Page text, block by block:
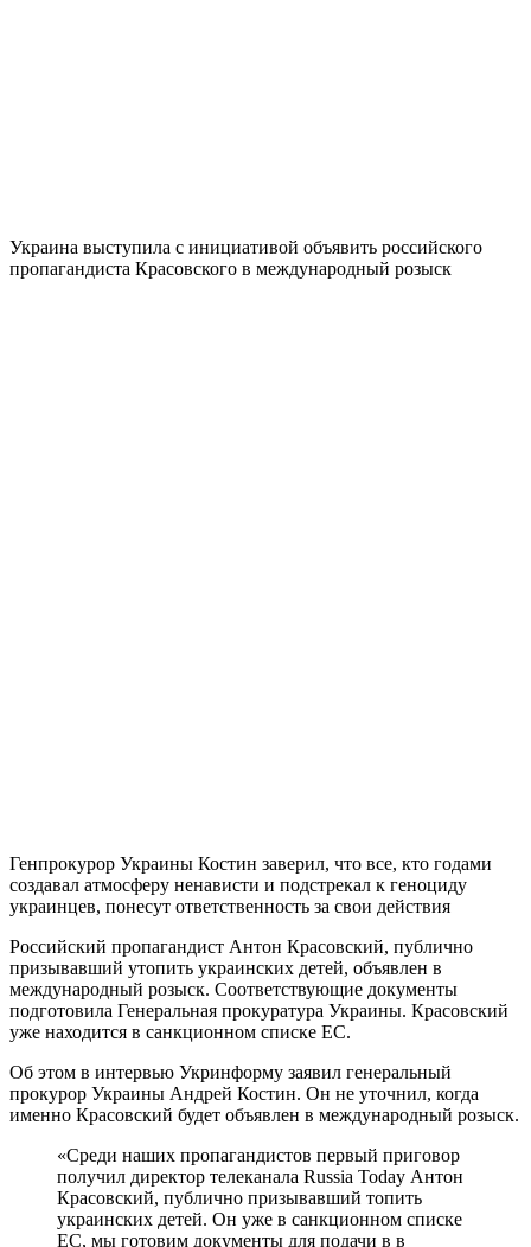
Украина выступила с инициативой объявить российского
пропагандиста Красовского в международный розыск
Генпрокурор Украины Костин заверил, что все, кто годами
создавал атмосферу ненависти и подстрекал к геноциду
украинцев, понесут ответственность за свои действия
Российский пропагандист Антон Красовский, публично
призывавший утопить украинских детей, объявлен в
международный розыск. Соответствующие документы
подготовила Генеральная прокуратура Украины. Красовский
уже находится в санкционном списке ЕС.
Об этом в интервью Укринформу заявил генеральный
прокурор Украины Андрей Костин. Он не уточнил, когда
именно Красовский будет объявлен в международный розыск.
«Среди наших пропагандистов первый приговор
получил директор телеканала Russia Today Антон
Красовский, публично призывавший топить
украинских детей. Он уже в санкционном списке
ЕС, мы готовим документы для подачи в в